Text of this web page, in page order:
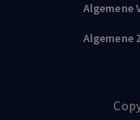
Algemene
Algemene